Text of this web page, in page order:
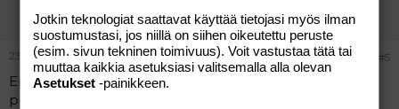
23.07.2004 #5
Emme siis ole tässä(kään) asiassa ainoita, jotka
painiskelevat saman ongelman kimpussa. Meidän tyttö
Jotkin teknologiat saattavat käyttää tietojasi myös ilman
suostumustasi, jos niillä on siihen oikeutettu peruste
(esim. sivun tekninen toimivuus). Voit vastustaa tätä tai
muuttaa kaikkia asetuksiasi valitsemalla alla olevan
Asetukset -painikkeen.